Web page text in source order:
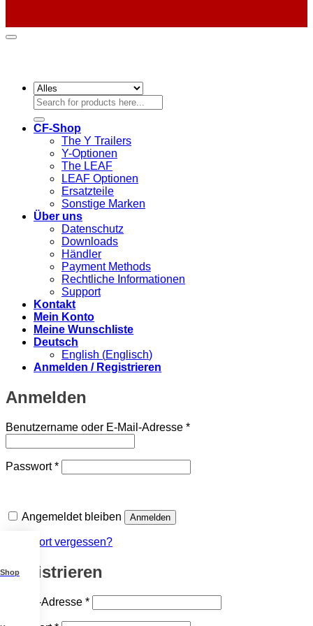
Suchen
nach:
CF-Shop
The Y Trailers
Y-Optionen
The LEAF
LEAF Optionen
Ersatzteile
Sonstige Marken
Über uns
Datenschutz
Downloads
Händler
Payment Methods
Rechtliche Informationen
Support
Kontakt
Mein Konto
Meine Wunschliste
Deutsch
English (Englisch)
Anmelden / Registrieren
Shop
Anmelden
Benutzername oder E-Mail-Adresse *Erforderlich
Passwort*Erforderlich
Angemeldet bleiben Anmelden
Passwort vergessen?
Registrieren
E-Mail-Adresse *Erforderlich